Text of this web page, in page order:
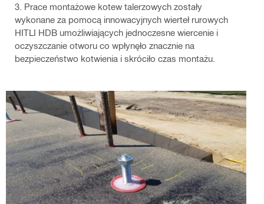
3. Prace montażowe kotew talerzowych zostały
wykonane za pomocą innowacyjnych wierteł rurowych
HITLI HDB umożliwiających jednoczesne wiercenie i
oczyszczanie otworu co wpłynęło znacznie na
bezpieczeństwo kotwienia i skróciło czas montażu.